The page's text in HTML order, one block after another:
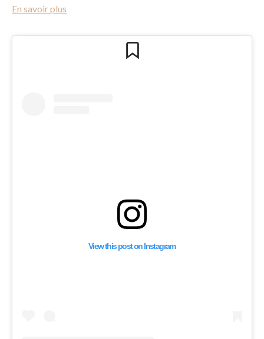
En savoir plus
View this post on Instagram